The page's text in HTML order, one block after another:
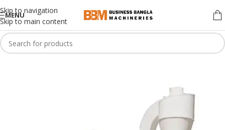
Skip to navigation
Skip to main content
MENU